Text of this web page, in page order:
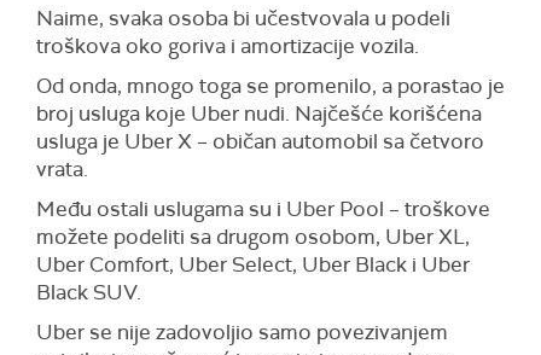
Naime, svaka osoba bi učestvovala u podeli
troškova oko goriva i amortizacije vozila.
Od onda, mnogo toga se promenilo, a porastao je
broj usluga koje Uber nudi. Najčešće korišćena
usluga je Uber X – običan automobil sa četvoro
vrata.
Među ostali uslugama su i Uber Pool – troškove
možete podeliti sa drugom osobom, Uber XL,
Uber Comfort, Uber Select, Uber Black i Uber
Black SUV.
Uber se nije zadovoljio samo povezivanjem